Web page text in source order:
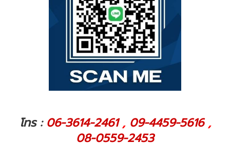
โทร : 06-3614-2461, 09-4459-5616,
08-0559-2453